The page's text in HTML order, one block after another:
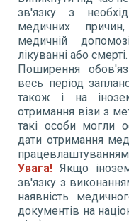
зв'язку з
медичних
медичній
лікуванні або смерті.
Поширення
весь період
також і на
отримання візи з
такі особи могли
дати отримання
Увага! Якщо
зв'язку з
наявність
документів на